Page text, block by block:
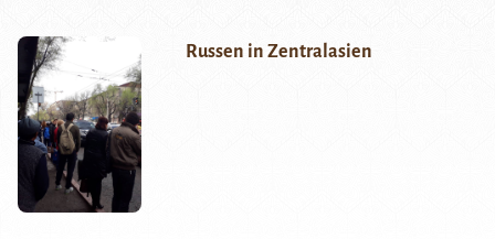
Russen in Zentralasien